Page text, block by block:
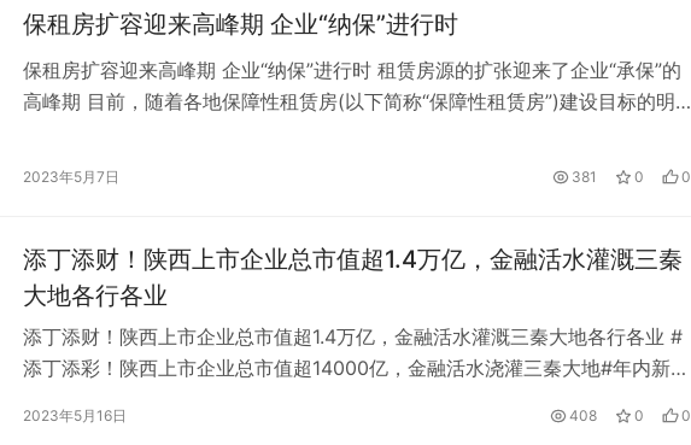
保租房扩容迎来高峰期 企业“纳保”进行时
保租房扩容迎来高峰期 企业“纳保”进行时 租赁房源的扩张迎来了企业“承保”的
高峰期 目前，随着各地保障性租赁房(以下简称“保障性租赁房”)建设目标的明
需求相当旺盛。 党的二十大报告提出，要加快建立多主体供应、多渠道保障、
2023年5月7日 381 0 0
添丁添财！陕西上市企业总市值超1.4万亿，金融活水灌溉三秦
大地各行各业
添丁添财！陕西上市企业总市值超1.4万亿，金融活水灌溉三秦大地各行各业 #
添丁添彩！陕西上市企业总市值超14000亿，金融活水浇灌三秦大地#年内新增
(49.130，-0.92，-1.84%)成长为全球最大的单晶硅生产商，西部超导
2023年5月16日 408 0 0